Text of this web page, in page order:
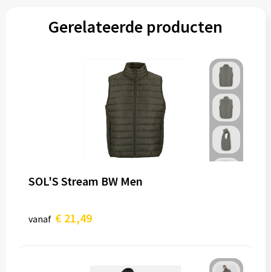
Gerelateerde producten
SOL'S Stream BW Men
vanaf € 21,49